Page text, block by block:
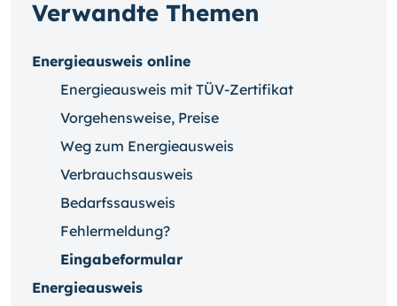
Verwandte Themen
Energieausweis online
Energieausweis mit TÜV-Zertifikat
Vorgehensweise, Preise
Weg zum Energieausweis
Verbrauchsausweis
Bedarfssausweis
Fehlermeldung?
Eingabeformular
Energieausweis